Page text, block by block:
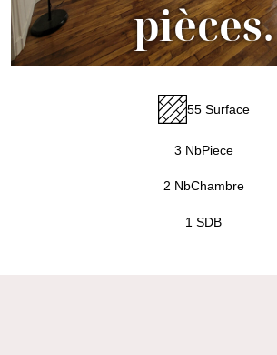
pièces.
55 Surface
3 NbPiece
2 NbChambre
1 SDB